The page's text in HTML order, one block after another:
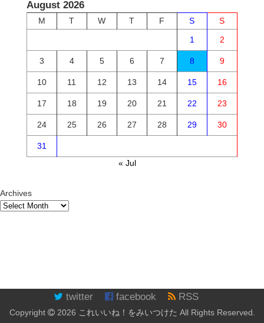
August 2026
M T W T F S
S
1
2
3 4 5 6 7 8 9
10 11 12 13 14 15 16
17 18 19 20 21 22 23
24 25 26 27 28 29 30
31
« Jul
Archives
twitter facebook RSS
Copyright 2026 これいいね！をみいつけた All Rights Reserved.